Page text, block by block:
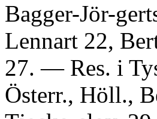
Bagger-Jör-
Lennart 22,
27. — Res. i
Österr., Höll.,